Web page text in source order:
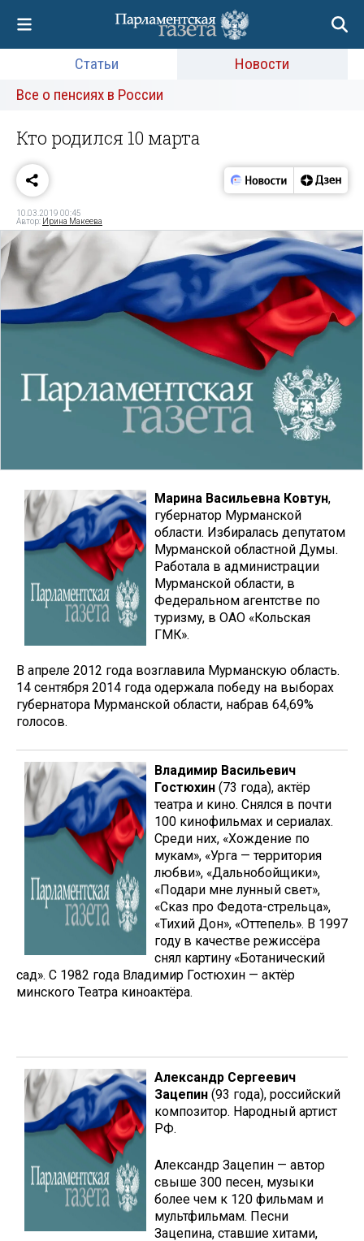
Статьи
Новости
Все о пенсиях в России
Кто родился 10 марта
10.03.2019 00:45
Автор: Ирина Макеева
Марина Васильевна Ковтун,
губернатор Мурманской
области. Избиралась депутатом
Мурманской областной Думы.
Работала в администрации
Мурманской области, в
Федеральном агентстве по
туризму, в ОАО «Кольская
ГМК».
В апреле 2012 года возглавила Мурманскую область.
14 сентября 2014 года одержала победу на выборах
губернатора Мурманской области, набрав 64,69%
голосов.
Владимир Васильевич
Гостюхин (73 года), актёр
театра и кино. Снялся в почти
100 кинофильмах и сериалах.
Среди них, «Хождение по
мукам», «Урга — территория
любви», «Дальнобойщики»,
«Подари мне лунный свет»,
«Сказ про Федота-стрельца»,
«Тихий Дон», «Оттепель». В 1997
году в качестве режиссёра
снял картину «Ботанический
сад». С 1982 года Владимир Гостюхин — актёр
минского Театра киноактёра.
Александр Сергеевич
Зацепин (93 года), российский
композитор. Народный артист
РФ.
Александр Зацепин — автор
свыше 300 песен, музыки
более чем к 120 фильмам и
мультфильмам. Песни
Зацепина, ставшие хитами,